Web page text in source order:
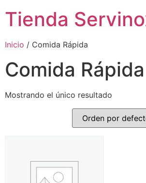
Tienda
Inicio / Comida Rápida
Comida Rápida
Mostrando el único resultado